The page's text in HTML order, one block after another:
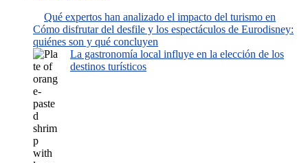
Qué expertos han analizado el impacto del turismo en
Cómo disfrutar del desfile y los espectáculos de Eurodisney:
quiénes son y qué concluyen
La gastronomía local influye en la elección de los
destinos turísticos